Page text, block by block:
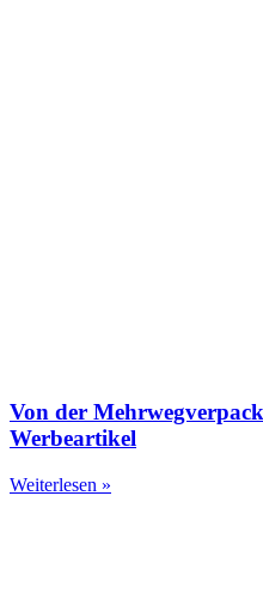
Von der
Werbeartikel
Weiterlesen »